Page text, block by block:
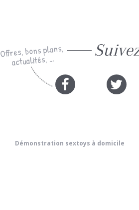
Offres, bons plans,
actualités, ...
Démonstration sextoys à domicile